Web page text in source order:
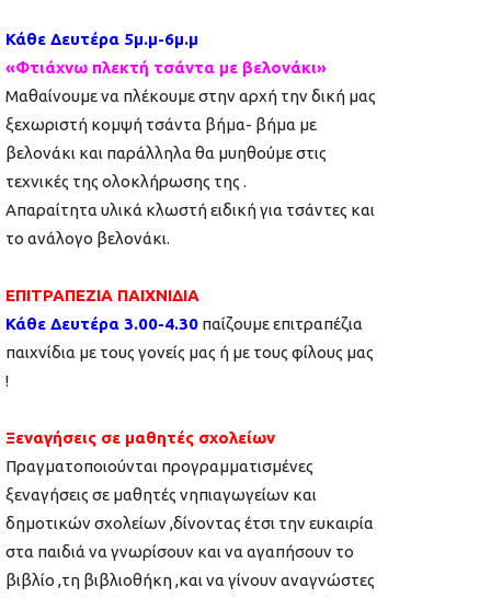
Κάθε Δευτέρα 5μ.μ-6μ.μ
«Φτιάχνω πλεκτή τσάντα με βελονάκι»
Μαθαίνουμε να πλέκουμε στην αρχή την δική μας
ξεχωριστή κομψή τσάντα βήμα- βήμα με
βελονάκι και παράλληλα θα μυηθούμε στις
τεχνικές της ολοκλήρωσης της .
Απαραίτητα υλικά κλωστή ειδική για τσάντες και
το ανάλογο βελονάκι.
ΕΠΙΤΡΑΠΕΖΙΑ ΠΑΙΧΝΙΔΙΑ
Κάθε Δευτέρα 3.00-4.30 παίζουμε επιτραπέζια
παιχνίδια με τους γονείς μας ή με τους φίλους μας
!
Ξεναγήσεις σε μαθητές σχολείων
Πραγματοποιούνται προγραμματισμένες
ξεναγήσεις σε μαθητές νηπιαγωγείων και
δημοτικών σχολείων ,δίνοντας έτσι την ευκαιρία
στα παιδιά να γνωρίσουν και να αγαπήσουν το
βιβλίο ,τη βιβλιοθήκη ,και να γίνουν αναγνώστες